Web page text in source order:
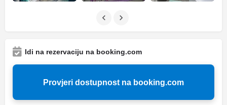
Idi na rezervaciju na booking.com
Provjeri dostupnost na booking.com